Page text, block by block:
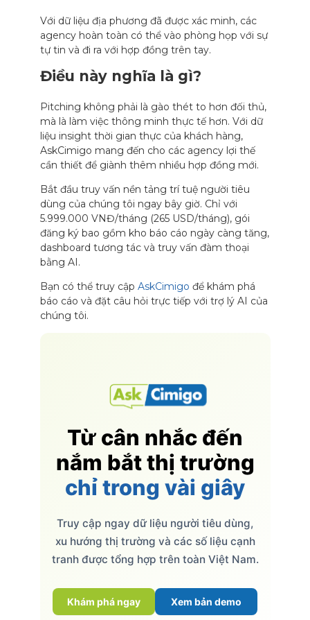
Với dữ liệu địa phương đã được xác minh, các
agency hoàn toàn có thể vào phòng họp với sự
tự tin và đi ra với hợp đồng trên tay.
Điều này nghĩa là gì?
Pitching không phải là gào thét to hơn đối thủ,
mà là làm việc thông minh thực tế hơn. Với dữ
liệu insight thời gian thực của khách hàng,
AskCimigo mang đến cho các agency lợi thế
cần thiết để giành thêm nhiều hợp đồng mới.
Bắt đầu truy vấn nền tảng trí tuệ người tiêu
dùng của chúng tôi ngay bây giờ. Chỉ với
5.999.000 VNĐ/tháng (265 USD/tháng), gói
đăng ký bao gồm kho báo cáo ngày càng tăng,
dashboard tương tác và truy vấn đàm thoại
bằng AI.
Bạn có thể truy cập AskCimigo để khám phá
báo cáo và đặt câu hỏi trực tiếp với trợ lý AI của
chúng tôi.
Từ cân nhắc đến
nắm bắt thị trường
chỉ trong vài giây
Truy cập ngay dữ liệu người tiêu dùng,
xu hướng thị trường và các số liệu cạnh
tranh được tổng hợp trên toàn Việt Nam.
Khám phá ngay Xem bản demo